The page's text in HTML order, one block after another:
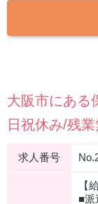
大阪市にある
日祝休み/残業
求人番号
【
■派